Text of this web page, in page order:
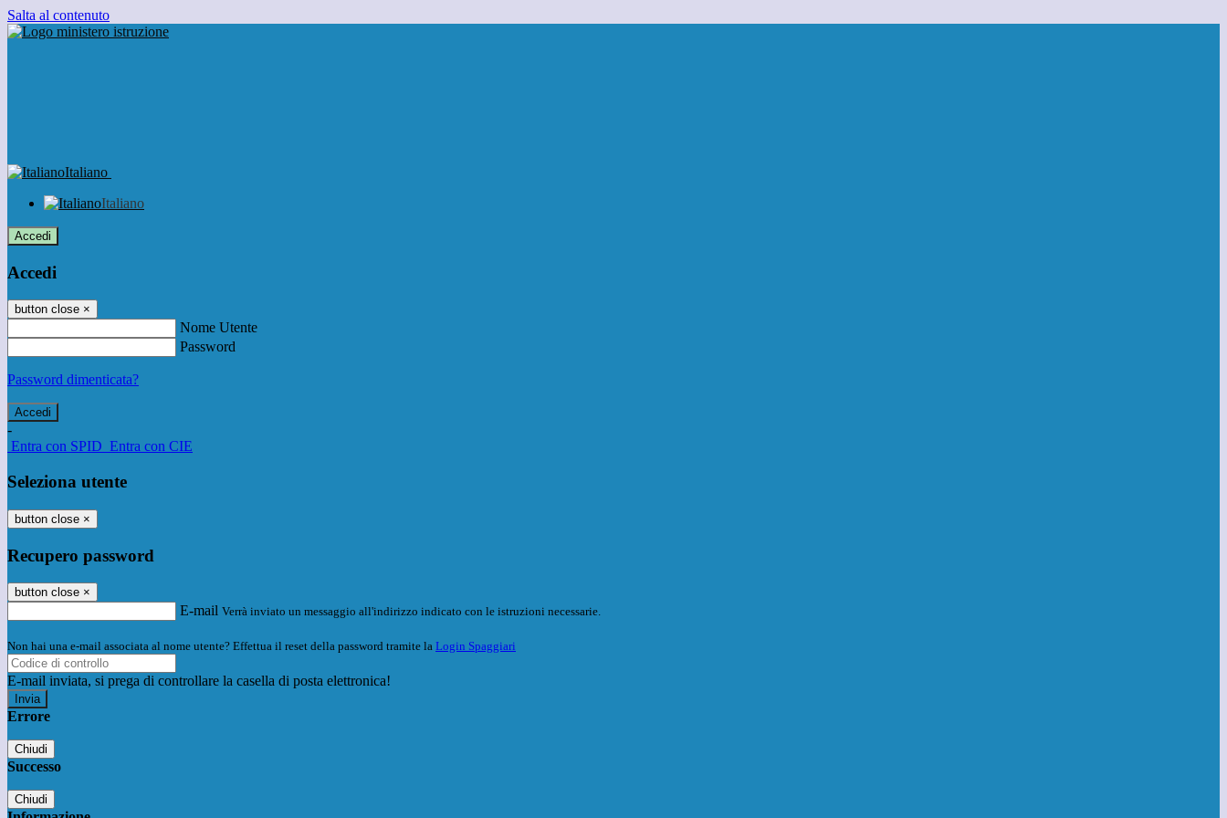
Salta al contenuto
Italiano
Italiano
Accedi
Accedi
button close ×
Nome Utente
Password
Password dimenticata?
-
Entra con SPID Entra con CIE
Seleziona utente
button close ×
Recupero password
button close ×
E-mail Verrà inviato un messaggio all'indirizzo indicato con le istruzioni necessarie.
Non hai una e-mail associata al nome utente? Effettua il reset della password tramite la Login Spaggiari
E-mail inviata, si prega di controllare la casella di posta elettronica!
Errore
Chiudi
Successo
Chiudi